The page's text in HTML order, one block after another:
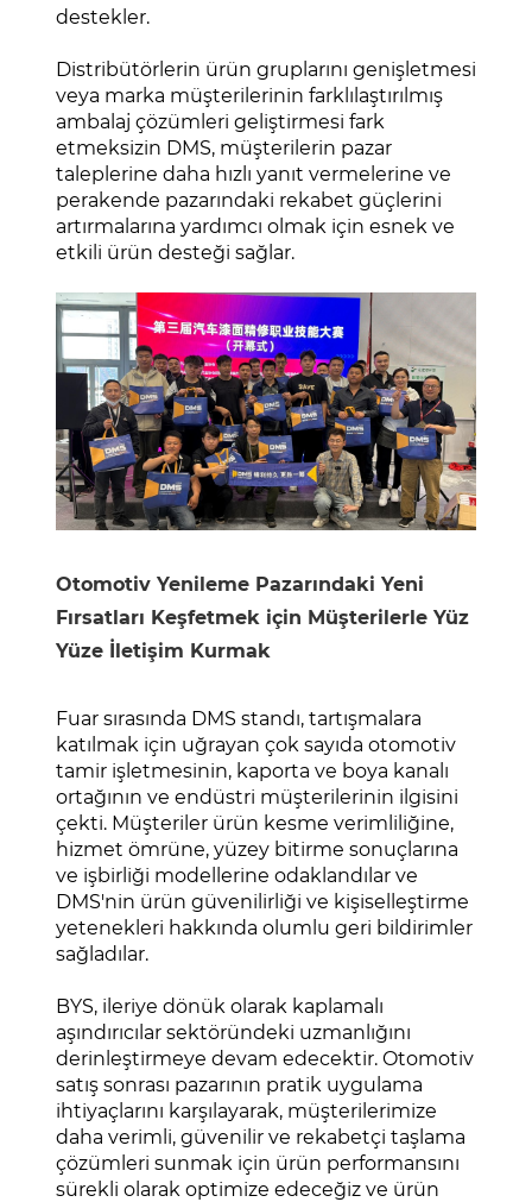
destekler.
Distribütörlerin ürün gruplarını genişletmesi
veya marka müşterilerinin farklılaştırılmış
ambalaj çözümleri geliştirmesi fark
etmeksizin DMS, müşterilerin pazar
taleplerine daha hızlı yanıt vermelerine ve
perakende pazarındaki rekabet güçlerini
artırmalarına yardımcı olmak için esnek ve
etkili ürün desteği sağlar.
Otomotiv Yenileme Pazarındaki Yeni
Fırsatları Keşfetmek için Müşterilerle Yüz
Yüze İletişim Kurmak
Fuar sırasında DMS standı, tartışmalara
katılmak için uğrayan çok sayıda otomotiv
tamir işletmesinin, kaporta ve boya kanalı
ortağının ve endüstri müşterilerinin ilgisini
çekti. Müşteriler ürün kesme verimliliğine,
hizmet ömrüne, yüzey bitirme sonuçlarına
ve işbirliği modellerine odaklandılar ve
DMS'nin ürün güvenilirliği ve kişiselleştirme
yetenekleri hakkında olumlu geri bildirimler
sağladılar.
BYS, ileriye dönük olarak kaplamalı
aşındırıcılar sektöründeki uzmanlığını
derinleştirmeye devam edecektir. Otomotiv
satış sonrası pazarının pratik uygulama
ihtiyaçlarını karşılayarak, müşterilerimize
daha verimli, güvenilir ve rekabetçi taşlama
çözümleri sunmak için ürün performansını
sürekli olarak optimize edeceğiz ve ürün